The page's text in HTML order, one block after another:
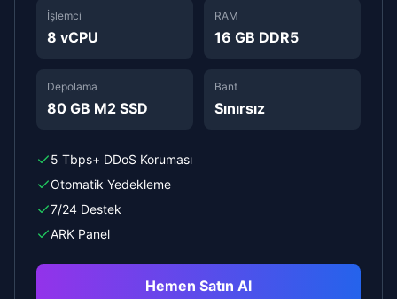
İşlemci
8 vCPU
RAM
16 GB DDR5
Depolama
80 GB M2 SSD
Bant
Sınırsız
5 Tbps+ DDoS Koruması
Otomatik Yedekleme
7/24 Destek
ARK Panel
Hemen Satın Al